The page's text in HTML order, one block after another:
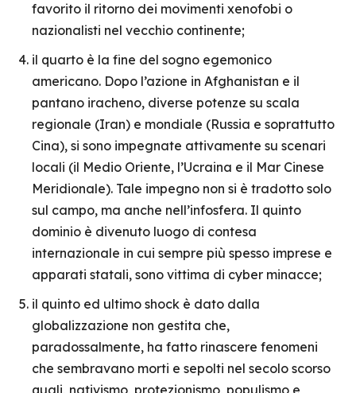
favorito il ritorno dei movimenti xenofobi o
nazionalisti nel vecchio continente;
il quarto è la fine del sogno egemonico
americano. Dopo l’azione in Afghanistan e il
pantano iracheno, diverse potenze su scala
regionale (Iran) e mondiale (Russia e soprattutto
Cina), si sono impegnate attivamente su scenari
locali (il Medio Oriente, l’Ucraina e il Mar Cinese
Meridionale). Tale impegno non si è tradotto solo
sul campo, ma anche nell’infosfera. Il quinto
dominio è divenuto luogo di contesa
internazionale in cui sempre più spesso imprese e
apparati statali, sono vittima di cyber minacce;
il quinto ed ultimo shock è dato dalla
globalizzazione non gestita che,
paradossalmente, ha fatto rinascere fenomeni
che sembravano morti e sepolti nel secolo scorso
quali, nativismo, protezionismo, populismo e